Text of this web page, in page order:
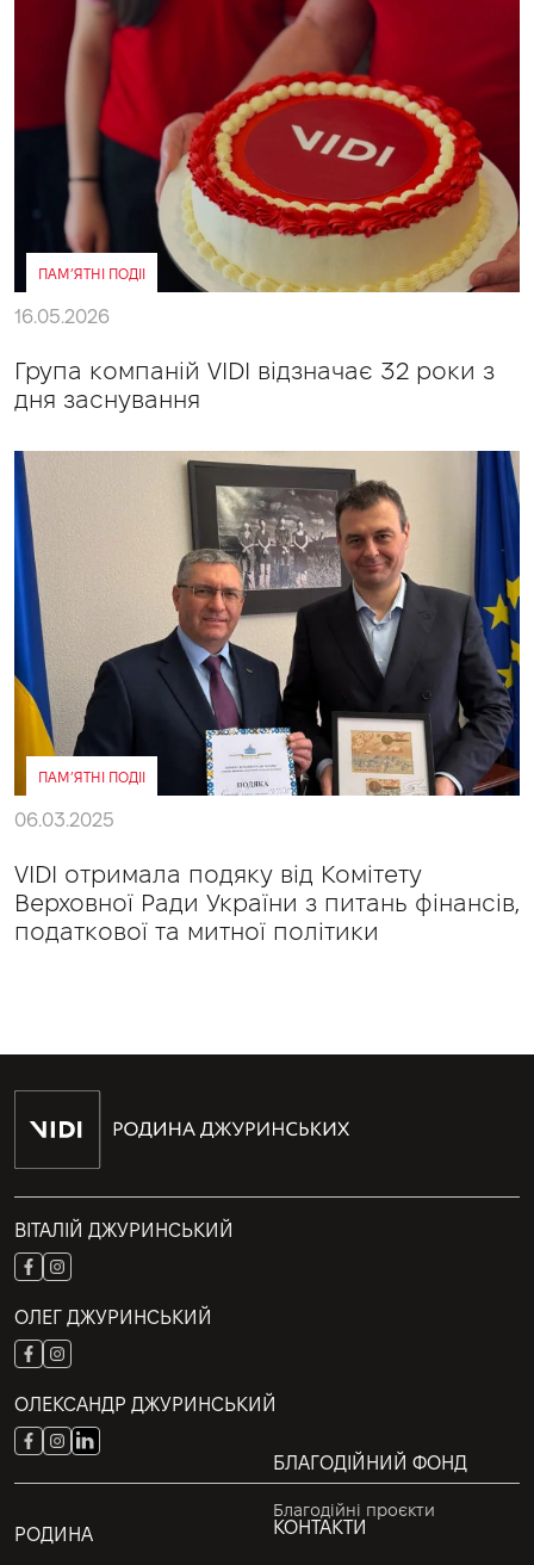
ПАМ’ЯТНІ ПОДІІ
16.05.2026
Група компаній VIDI відзначає 32 роки з
дня заснування
ПАМ’ЯТНІ ПОДІІ
06.03.2025
VIDI отримала подяку від Комітету
Верховної Ради України з питань фінансів,
податкової та митної політики
ВІТАЛІЙ ДЖУРИНСЬКИЙ
ОЛЕГ ДЖУРИНСЬКИЙ
ОЛЕКСАНДР ДЖУРИНСЬКИЙ
РОДИНА
БЛАГОДІЙНИЙ ФОНД
Благодійні проєкти
КОНТАКТИ